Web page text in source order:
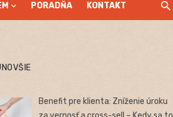
PORADŇA KONTAKT
Benefit pre klienta: Zníženie úroku